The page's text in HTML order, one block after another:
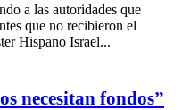
a las autoridades que
que no recibieron el
Hispano Israel...
necesitan fondos”